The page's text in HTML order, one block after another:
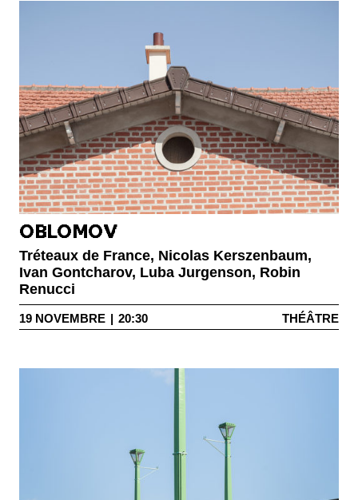
OBLOMOV
Tréteaux de France, Nicolas Kerszenbaum,
Ivan Gontcharov, Luba Jurgenson, Robin
Renucci
19 NOVEMBRE | 20:30 THÉÂTRE